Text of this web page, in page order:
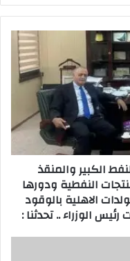
الكبير والمنقذ
النفطية ودورها
الاهلية بالوقود
الوزراء .. تحدثنا :